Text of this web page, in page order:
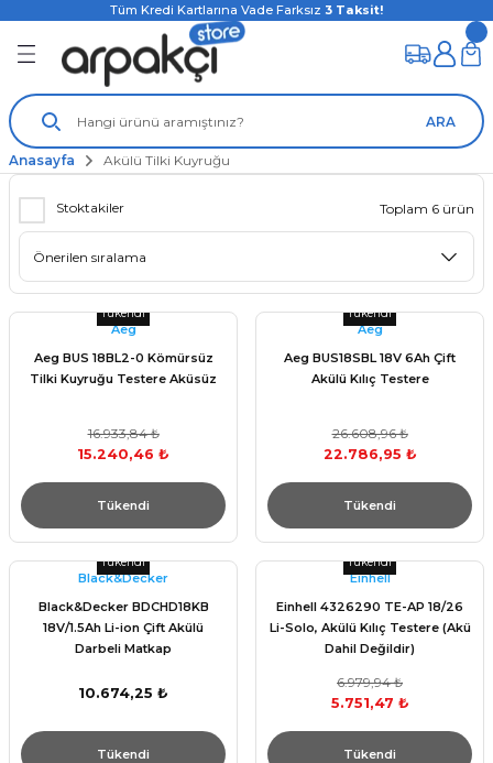
Tüm Kredi Kartlarına Vade Farksız 3 Taksit!
ARA
Anasayfa Akülü Tilki Kuyruğu
Stoktakiler Toplam 6 ürün
Tükendi
Aeg
Aeg BUS 18BL2-0 Kömürsüz
Tilki Kuyruğu Testere Aküsüz
16.933,84 ₺
15.240,46 ₺
Tükendi
Tükendi
Aeg
Aeg BUS18SBL 18V 6Ah Çift
Akülü Kılıç Testere
26.608,96 ₺
22.786,95 ₺
Tükendi
Tükendi
Black&Decker
Black&Decker BDCHD18KB
18V/1.5Ah Li-ion Çift Akülü
Darbeli Matkap
10.674,25 ₺
Tükendi
Tükendi
Einhell
Einhell 4326290 TE-AP 18/26
Li-Solo, Akülü Kılıç Testere (Akü
Dahil Değildir)
6.979,94 ₺
5.751,47 ₺
Tükendi